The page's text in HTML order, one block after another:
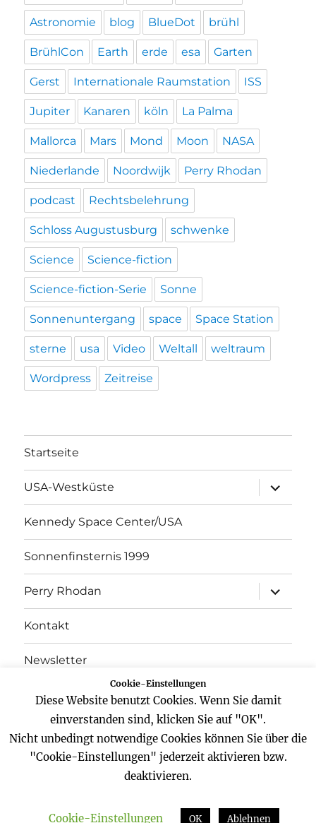
Astronomie blog BlueDot brühl
BrühlCon Earth erde esa Garten
Gerst Internationale Raumstation ISS
Jupiter Kanaren köln La Palma
Mallorca Mars Mond Moon NASA
Niederlande Noordwijk Perry Rhodan
podcast Rechtsbelehrung
Schloss Augustusburg schwenke
Science Science-fiction
Science-fiction-Serie Sonne
Sonnenuntergang space Space Station
sterne usa Video Weltall weltraum
Wordpress Zeitreise
Startseite
USA-Westküste
öffnen
Kennedy Space Center/USA
Sonnenfinsternis 1999
Perry Rhodan
öffnen
Kontakt
Newsletter
Datenschutz
FacebookTwitterYouTube
Zeitreisender Datenschutz Stolz präsentiert von
Cookie-Einstellungen
Diese Website benutzt Cookies. Wenn Sie damit
einverstanden sind, klicken Sie auf "OK".
Nicht unbedingt notwendige Cookies können Sie über die
"Cookie-Einstellungen" jederzeit aktivieren bzw.
deaktivieren.
Cookie-Einstellungen OK Ablehnen